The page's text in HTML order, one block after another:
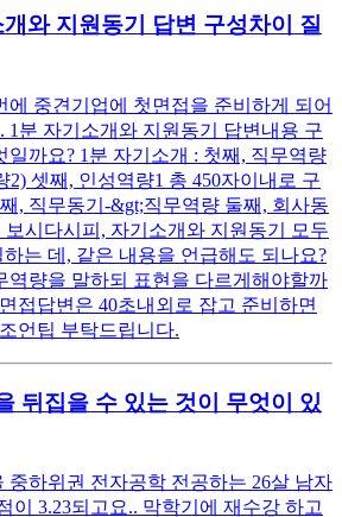
와 지원동기 답변 구성차이 질
에 중견기업에 첫면접을 준비하게 되어
1분 자기소개와 지원동기 답변내용 구
일까요? 1분 자기소개 : 첫째, 직무역량
2) 셋째, 인성역량1 총 450자이내로 구
, 직무동기-&gt;직무역량 둘째, 회사동
보시다시피, 자기소개와 지원동기 모두
는 데, 같은 내용을 언급해도 되나요?
역량을 말하되 표현을 다르게해야할까
접답변은 40초내외로 잡고 준비하면
언팁 부탁드립니다.
뒤집을 수 있는 것이 무엇이 있
중하위권 전자공학 전공하는 26살 남자
이 3.23되고요.. 막학기에 재수강 하고